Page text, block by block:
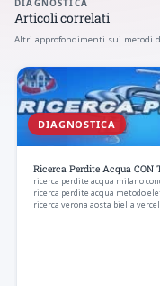
DIAGNOSTICA
Articoli correlati
Altri approfondimenti sui metodi
DIAGNOSTICA
Ricerca Perdite Acqua CON
ricerca perdite acqua milano
ricerca perdite acqua metodo
ricerca verona aosta biella